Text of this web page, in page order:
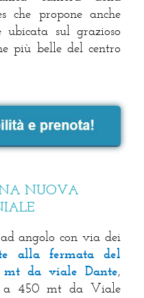
che propone anche
sul grazioso
più belle del centro
NUOVA
ad angolo con via dei
alla fermata del
mt da viale Dante,
a 450 mt da Viale